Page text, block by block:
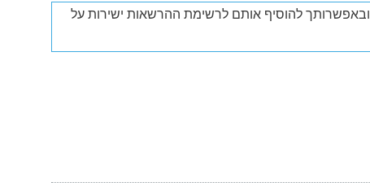
ובאפשרותך להוסיף אותם לרשימת ההרשאות ישירות על